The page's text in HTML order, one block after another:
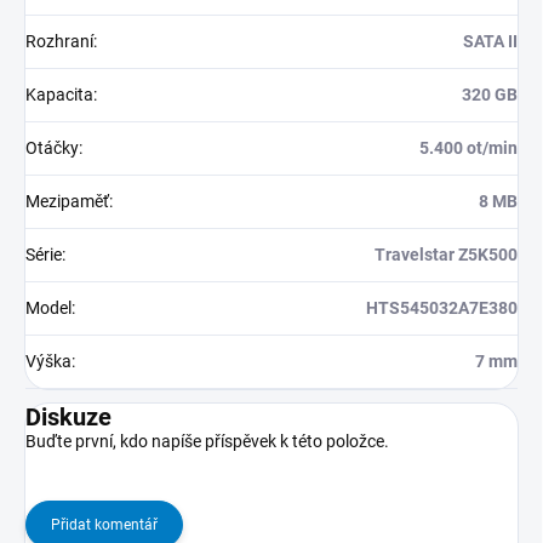
Rozhraní: SATA II
Kapacita: 320 GB
Otáčky: 5.400 ot/min
Mezipaměť: 8 MB
Série: Travelstar Z5K500
Model : HTS545032A7E380
Výška: 7 mm
Diskuze
Buďte první, kdo napíše příspěvek k této položce.
Přidat komentář